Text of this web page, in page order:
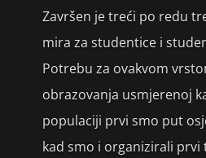
Završen je treći po redu
mira za studentice i
Potrebu za ovakvom
obrazovanja usmjerenoj
populaciji prvi smo put
kad smo i organizirali